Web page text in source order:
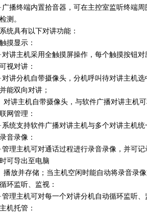
·广播终端内置拾音器，可在主控室监听终端
检测。
系统具有以下对讲功能：
触摸显示：
·对讲主机采用全触摸屏操作，每个触摸按钮
可视对讲：
·对讲分机自带摄像头，分机呼叫待对讲主机
并能双向对讲；
对讲主机自带摄像头，与软件广播对讲主机可
联网管理：
·系统支持软件广播对讲主机与多个对讲主机
录音录像：
·管理主机可对通话过程进行录音录像，并可
时可导出至电脑
播放并存储；当主机空闲时能自动将录音录
循环监听、监视：
·管理主机可对每一个对讲分机自动循环监听、
主机托管：